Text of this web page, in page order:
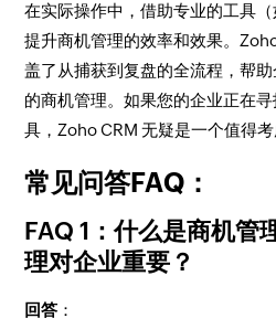
在实际操作中，借助专业的工具
提升商机管理的效率和效果。
盖了从捕获到复盘的全流程，帮
的商机管理。如果您的企业正在
具，Zoho CRM 无疑是一个值得考
常见问答FAQ：
FAQ 1：什么是商机管
理对企业重要？
回答 ：